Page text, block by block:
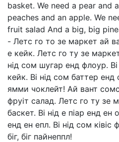
basket. We need a pear and
peaches and an apple. We
fruit salad And a big, big
- Летс го то зе маркет ай
е кейк. Летс го ту зе
нід сом шугар енд флоур.
кейк. Ві нід сом баттер
ямми чоклейт! Ай вант
фруіт салад. Летс го ту зе
баскет. Ві нід е піар енд ен
енд ен епл. Ві нід сом
біг, біг пайнеппл!